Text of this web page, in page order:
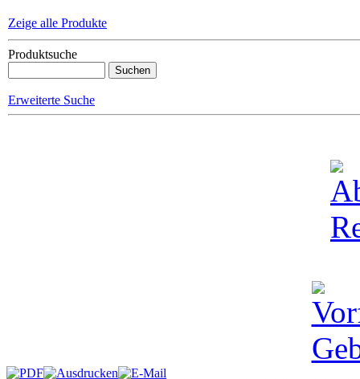
Zeige alle Produkte
Produktsuche
Erweiterte Suche